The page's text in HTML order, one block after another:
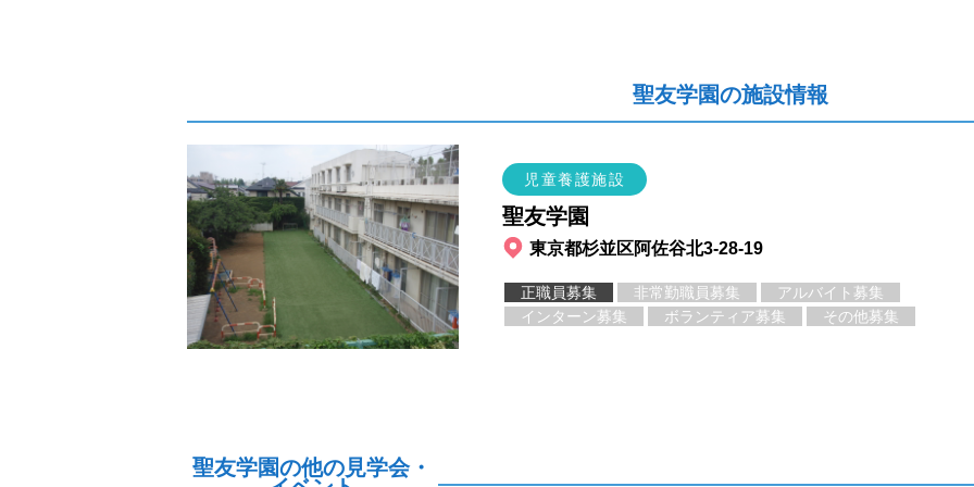
聖友学園の施設情報
児童養護施設
聖友学園
東京都杉並区阿佐谷北3-28-19
正職員募集 非常勤職員募集
アルバイト募集
インターン募集
ボランティア募集 その他募集
聖友学園の他の見学会・